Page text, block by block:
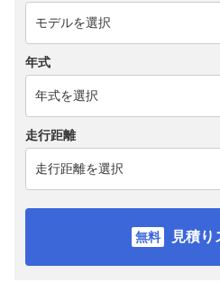
年式
走行距離
見積り